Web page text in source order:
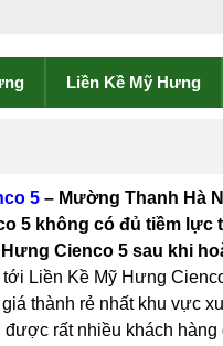
Liền Kề Mỹ Hưng
5 – Mường Thanh Hà
5 không có đủ tiềm
Cienco 5 sau khi
Liền Kề Mỹ Hưng
thành rẻ nhất khu vực
rất nhiều khách